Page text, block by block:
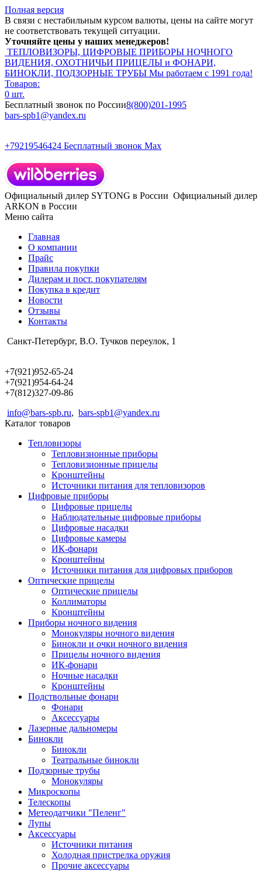
Полная версия
В связи с нестабильным курсом валюты, цены на сайте могут
не соответствовать текущей ситуации.
Уточняйте цены у наших менеджеров!
ТЕПЛОВИЗОРЫ, ЦИФРОВЫЕ ПРИБОРЫ НОЧНОГО
ВИДЕНИЯ, ОХОТНИЧЬИ ПРИЦЕЛЫ и ФОНАРИ,
БИНОКЛИ, ПОДЗОРНЫЕ ТРУБЫ Мы работаем с 1991 года!
Товаров:
0 шт.
Бесплатный звонок по России8(800)201-1995
bars-spb1@yandex.ru
+79219546424 Бесплатный звонок Max
Официальный дилер SYTONG в России Официальный дилер
ARKON в России
Меню сайта
Главная
О компании
Прайс
Правила покупки
Дилерам и пост. покупателям
Покупка в кредит
Новости
Отзывы
Контакты
Санкт-Петербург, В.О. Тучков переулок, 1
+7(921)952-65-24
+7(921)954-64-24
+7(812)327-09-86
info@bars-spb.ru, bars-spb1@yandex.ru
Каталог товаров
Тепловизоры
Тепловизионные приборы
Тепловизионные прицелы
Кронштейны
Источники питания для тепловизоров
Цифровые приборы
Цифровые прицелы
Наблюдательные цифровые приборы
Цифровые насадки
Цифровые камеры
ИК-фонари
Кронштейны
Источники питания для цифровых приборов
Оптические прицелы
Оптические прицелы
Коллиматоры
Кронштейны
Приборы ночного видения
Монокуляры ночного видения
Бинокли и очки ночного видения
Прицелы ночного видения
ИК-фонари
Ночные насадки
Кронштейны
Подствольные фонари
Фонари
Аксессуары
Лазерные дальномеры
Бинокли
Бинокли
Театральные бинокли
Подзорные трубы
Монокуляры
Микроскопы
Телескопы
Метеодатчики "Пеленг"
Лупы
Аксессуары
Источники питания
Холодная пристрелка оружия
Прочие аксессуары